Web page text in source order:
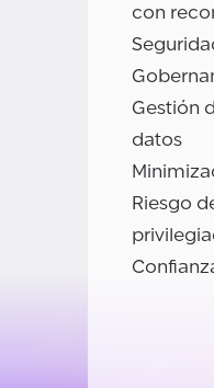
con
Gestión
datos
Riesgo